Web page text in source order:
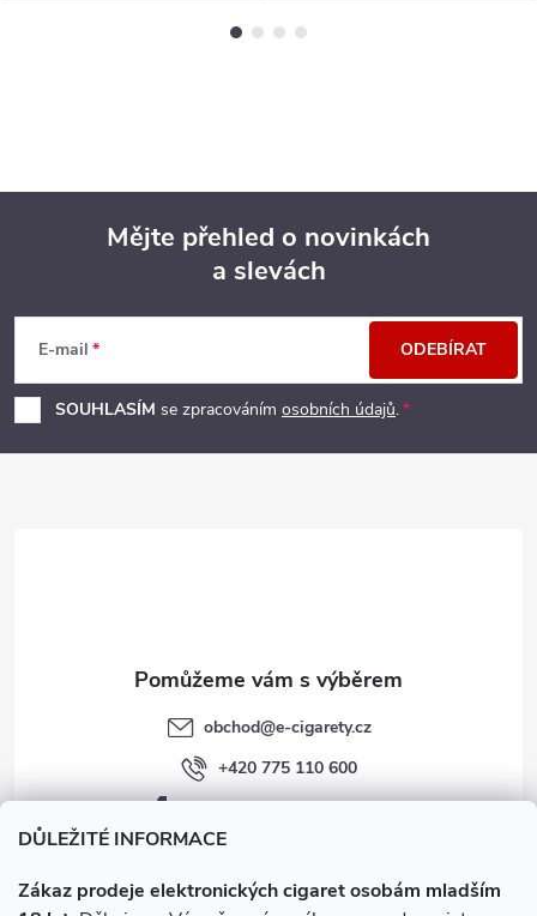
DŮLEŽITÉ INFORMACE
Zákaz prodeje elektronických cigaret osobám mladším
p
a
Mějte přehled o novinkách
a slevách
E-mail
SOUHLASÍM se zpracováním osobních údajů.
ODEBÍRAT
obchod@e-cigarety.cz
+420 775 110 600